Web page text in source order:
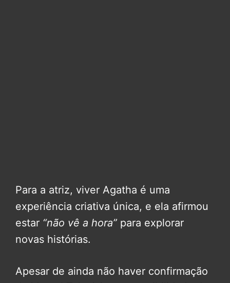
Para a atriz, viver Agatha é uma
experiência criativa única, e ela afirmou
estar “não vê a hora” para explorar
novas histórias.
Apesar de ainda não haver confirmação